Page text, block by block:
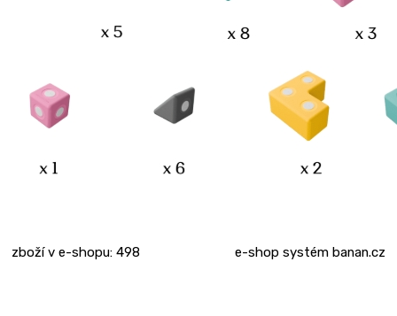
zboží v e-shopu: 498 e-shop systém banan.cz